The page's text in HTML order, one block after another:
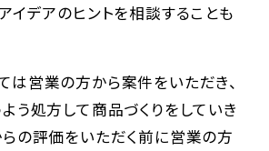
イデアのヒントを相談することも
は営業の方から案件をいただき、
う処方して商品づくりをしていき
らの評価をいただく前に営業の方